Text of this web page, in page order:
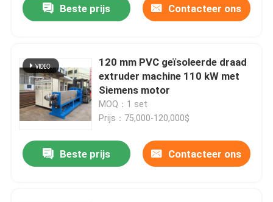
Beste prijs Contacteer ons
120 mm PVC geïsoleerde draad
extruder machine 110 kW met
Siemens motor
MOQ：1 set
Prijs：75,000-120,000$
Beste prijs Contacteer ons